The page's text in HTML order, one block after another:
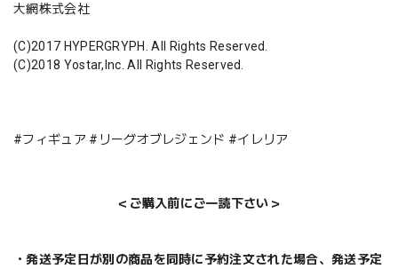
大網株式会社
(C)2017 HYPERGRYPH. All Rights Reserved.
(C)2018 Yostar,Inc. All Rights Reserved.
#フィギュア #リーグオブレジェンド #イレリア
＜ご購入前にご一読下さい＞
・発送予定日が別の商品を同時に予約注文された場合、発送予定